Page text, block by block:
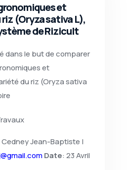
et
(Oryza sativa L),
de Rizicult
dans le but de comparer
et
du riz (Oryza sativa
Jean-Baptiste |
Date: 23 Avril